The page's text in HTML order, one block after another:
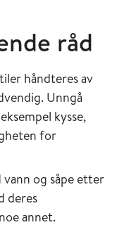
råd
håndteres av
Unngå
kysse,
for
og såpe etter
deres
annet.